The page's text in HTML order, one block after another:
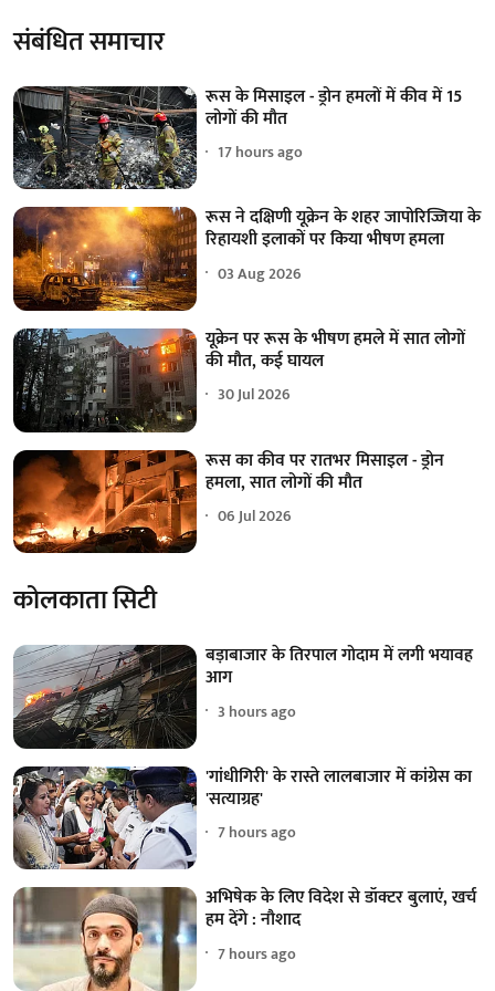
संबंधित समाचार
रूस के मिसाइल - ड्रोन हमलों में कीव में 15
लोगों की मौत
17 hours ago
रूस ने दक्षिणी यूक्रेन के शहर जापोरिज्जिया के
रिहायशी इलाकों पर किया भीषण हमला
03 Aug 2026
यूक्रेन पर रूस के भीषण हमले में सात लोगों
की मौत, कई घायल
30 Jul 2026
रूस का कीव पर रातभर मिसाइल - ड्रोन
हमला, सात लोगों की मौत
06 Jul 2026
कोलकाता सिटी
बड़ाबाजार के तिरपाल गोदाम में लगी भयावह
आग
3 hours ago
'गांधीगिरी' के रास्ते लालबाजार में कांग्रेस का
'सत्याग्रह'
7 hours ago
अभिषेक के लिए विदेश से डॉक्टर बुलाएं, खर्च
हम देंगे : नौशाद
7 hours ago